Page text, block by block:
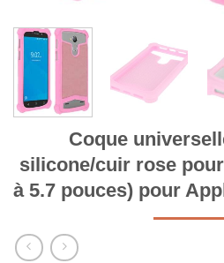
Coque
silicone/cuir rose
à 5.7 pouces) pour